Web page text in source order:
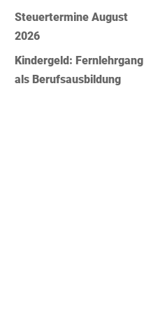
Steuertermine August
2026
Kindergeld: Fernlehrgang
als Berufsausbildung